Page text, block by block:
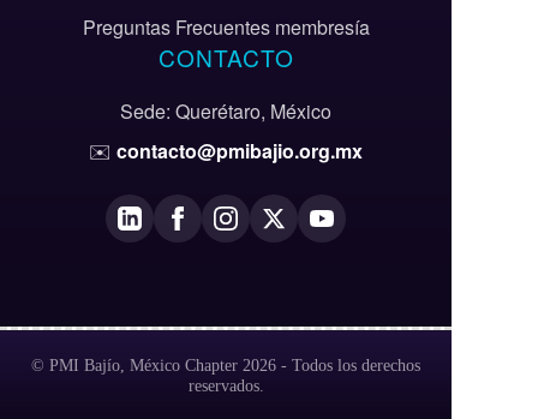
Preguntas Frecuentes membresía
CONTACTO
Sede: Querétaro, México
✉️contacto@pmibajio.org.mx
© PMI Bajío, México Chapter 2026 - Todos los derechos
reservados.